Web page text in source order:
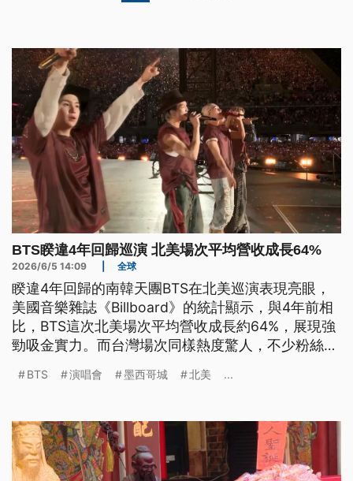
BTS睽違4年回歸巡演 北美場次平均營收成長64%
2026/6/5 14:09 全球
睽違4年回歸的南韓天團BTS在北美巡演表現亮眼，
美國音樂雜誌《Billboard》的統計顯示，與4年前相
比，BTS這次北美場次平均營收成長約64%，展現強
勁吸金實力。而台灣場次同樣熱度驚人，不少粉絲為
殊的景象。
BTS 演唱會 墨西哥城 北美 ...